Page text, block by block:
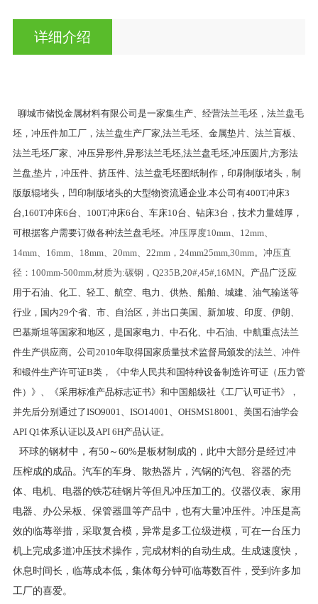
详细介绍
聊城市储悦金属材料有限公司是一家集生产、经营法兰毛坯，法兰盘毛
坯，冲压件加工厂，法兰盘生产厂家,法兰毛坯、金属垫片、法兰盲板、
法兰毛坯厂家、冲压异形件,异形法兰毛坯,法兰盘毛坯,冲压圆片,方形法
兰盘,垫片，冲压件、挤压件、法兰盘毛坯图纸制作，印刷制版堵头，制
版版辊堵头，凹印制版堵头的大型物资流通企业.本公司有400T冲床3
台,160T冲床6台、100T冲床6台、车床10台、钻床3台，技术力量雄厚，
可根据客户需要订做各种法兰盘毛坯。 冲压厚度10mm、12mm、
14mm、16mm、18mm、20mm、22mm，24mm25mm,30mm。冲压直
径：100mm-500mm,材质为:碳钢，Q235B,20#,45#,16MN。 产品广泛应
用于石油、化工、轻工、航空、电力、供热、船舶、城建、油气输送等
行业，国内29个省、市、自治区，并出口美国、新加坡、印度、伊朗、
巴基斯坦等国家和地区，是国家电力、中石化、中石油、中航重点法兰
件生产供应商。公司2010年取得国家质量技术监督局颁发的法兰、冲件
和锻件生产许可证B类，《中华人民共和国特种设备制造许可证（压力管
件）》、《采用标准产品标志证书》和中国船级社《工厂认可证书》，
并先后分别通过了ISO9001、ISO14001、OHSMS18001、美国石油学会
API Q1体系认证以及API 6H产品认证。
环球的钢材中，有50～ 60%是板材制成的，此中大部分是经过冲
压榨成的成品。汽车的车身、散热器片，汽锅的汽包、容器的壳
体、电机、电器的铁芯硅钢片等但凡冲压加工的。仪器仪表、家用
电器、办公呆板、保管器皿等产品中，也有大量冲压件。冲压是高
效的临蓐举措，采取复合模，异常是多工位级进模，可在一台压力
机上完成多道冲压技术操作，完成材料的自动生成。生成速度快，
休息时间长，临蓐成本低，集体每分钟可临蓐数百件，受到许多加
工厂的喜爱。